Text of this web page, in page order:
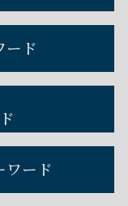
ード
ワード